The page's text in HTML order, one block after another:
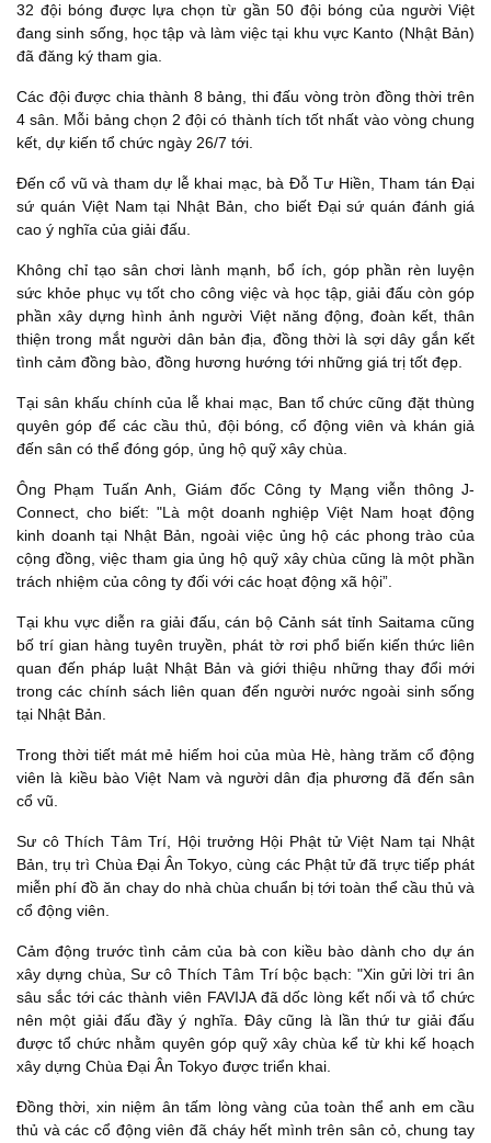
32 đội bóng được lựa chọn từ gần 50 đội bóng của người Việt
đang sinh sống, học tập và làm việc tại khu vực Kanto (Nhật Bản)
đã đăng ký tham gia.
Các đội được chia thành 8 bảng, thi đấu vòng tròn đồng thời trên
4 sân. Mỗi bảng chọn 2 đội có thành tích tốt nhất vào vòng chung
kết, dự kiến tổ chức ngày 26/7 tới.
Đến cổ vũ và tham dự lễ khai mạc, bà Đỗ Tư Hiền, Tham tán Đại
sứ quán Việt Nam tại Nhật Bản, cho biết Đại sứ quán đánh giá
cao ý nghĩa của giải đấu.
Không chỉ tạo sân chơi lành mạnh, bổ ích, góp phần rèn luyện
sức khỏe phục vụ tốt cho công việc và học tập, giải đấu còn góp
phần xây dựng hình ảnh người Việt năng động, đoàn kết, thân
thiện trong mắt người dân bản địa, đồng thời là sợi dây gắn kết
tình cảm đồng bào, đồng hương hướng tới những giá trị tốt đẹp.
Tại sân khấu chính của lễ khai mạc, Ban tổ chức cũng đặt thùng
quyên góp để các cầu thủ, đội bóng, cổ động viên và khán giả
đến sân có thể đóng góp, ủng hộ quỹ xây chùa.
Ông Phạm Tuấn Anh, Giám đốc Công ty Mạng viễn thông J-
Connect, cho biết: "Là một doanh nghiệp Việt Nam hoạt động
kinh doanh tại Nhật Bản, ngoài việc ủng hộ các phong trào của
cộng đồng, việc tham gia ủng hộ quỹ xây chùa cũng là một phần
trách nhiệm của công ty đối với các hoạt động xã hội”.
Tại khu vực diễn ra giải đấu, cán bộ Cảnh sát tỉnh Saitama cũng
bố trí gian hàng tuyên truyền, phát tờ rơi phổ biến kiến thức liên
quan đến pháp luật Nhật Bản và giới thiệu những thay đổi mới
trong các chính sách liên quan đến người nước ngoài sinh sống
tại Nhật Bản.
Trong thời tiết mát mẻ hiếm hoi của mùa Hè, hàng trăm cổ động
viên là kiều bào Việt Nam và người dân địa phương đã đến sân
cổ vũ.
Sư cô Thích Tâm Trí, Hội trưởng Hội Phật tử Việt Nam tại Nhật
Bản, trụ trì Chùa Đại Ân Tokyo, cùng các Phật tử đã trực tiếp phát
miễn phí đồ ăn chay do nhà chùa chuẩn bị tới toàn thể cầu thủ và
cổ động viên.
Cảm động trước tình cảm của bà con kiều bào dành cho dự án
xây dựng chùa, Sư cô Thích Tâm Trí bộc bạch: "Xin gửi lời tri ân
sâu sắc tới các thành viên FAVIJA đã dốc lòng kết nối và tổ chức
nên một giải đấu đầy ý nghĩa. Đây cũng là lần thứ tư giải đấu
được tổ chức nhằm quyên góp quỹ xây chùa kể từ khi kế hoạch
xây dựng Chùa Đại Ân Tokyo được triển khai.
Đồng thời, xin niệm ân tấm lòng vàng của toàn thể anh em cầu
thủ và các cổ động viên đã cháy hết mình trên sân cỏ, chung tay